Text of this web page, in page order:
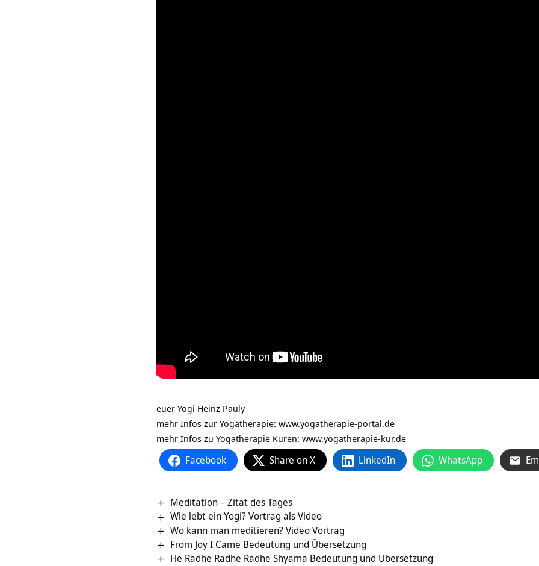
euer Yogi Heinz Pauly
mehr Infos zur Yogatherapie: www.yogatherapie-portal.de
mehr Infos zu Yogatherapie Kuren: www.yogatherapie-kur.de
Facebook Share on X LinkedIn WhatsApp
Meditation – Zitat des Tages
Wie lebt ein Yogi? Vortrag als Video
Wo kann man meditieren? Video Vortrag
From Joy I Came Bedeutung und Übersetzung
He Radhe Radhe Radhe Shyama Bedeutung und Übersetzung